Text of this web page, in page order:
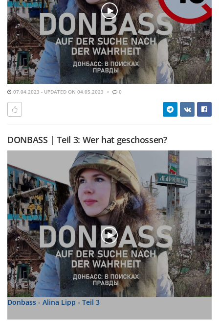
07.04.2023 - UPDATED ON 04.05.2023 0
DONBASS | Teil 3: Wer hat geschossen?
Donbass - Alina Lipp - Teil 3